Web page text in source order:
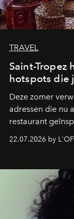
TRAVEL
Saint-Tropez
hotspots die
Deze zomer
adressen die nu
restaurant
verandert in
neerstrijkt in
die deze zomer
zwoele nachten.
22.07.2026 by